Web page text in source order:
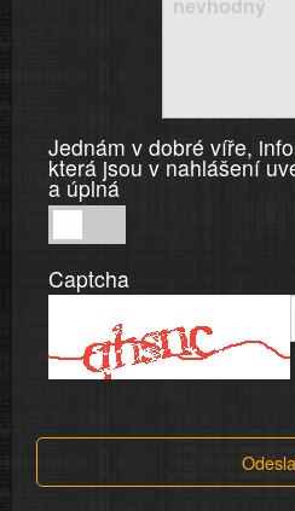
Jednám v dobré víře,
která jsou v nahlášení
a úplná
v
dobré
informace
v
Captcha